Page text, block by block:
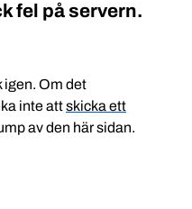
fel på servern.
igen. Om det
inte attskicka ett
av den här sidan.